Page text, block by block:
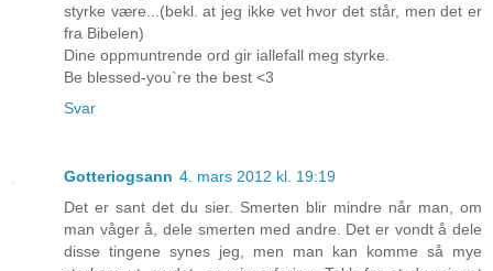
styrke være...(bekl. at jeg ikke vet hvor det står, men det er
fra Bibelen)
Dine oppmuntrende ord gir iallefall meg styrke.
Be blessed-you`re the best <3
Svar
Gotteriogsann 4. mars 2012 kl. 19:19
Det er sant det du sier. Smerten blir mindre når man, om
man våger å, dele smerten med andre. Det er vondt å dele
disse tingene synes jeg, men man kan komme så mye